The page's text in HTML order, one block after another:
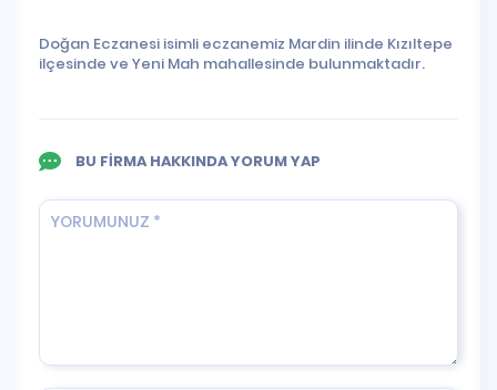
Doğan Eczanesi isimli eczanemiz Mardin ilinde Kızıltepe
ilçesinde ve Yeni Mah mahallesinde bulunmaktadır.
BU FİRMA HAKKINDA YORUM YAP